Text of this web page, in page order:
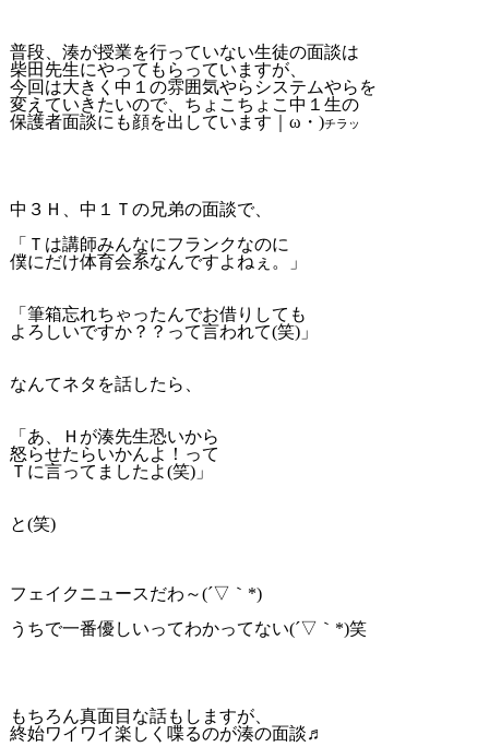
普段、湊が授業を行っていない生徒の面談は
柴田先生にやってもらっていますが、
今回は大きく中１の雰囲気やらシステムやらを
変えていきたいので、ちょこちょこ中１生の
保護者面談にも顔を出しています｜ω・)チラッ
中３Ｈ、中１Ｔの兄弟の面談で、
「Ｔは講師みんなにフランクなのに
僕にだけ体育会系なんですよねぇ。」
「筆箱忘れちゃったんでお借りしても
よろしいですか？？って言われて(笑)」
なんてネタを話したら、
「あ、Ｈが湊先生恐いから
怒らせたらいかんよ！って
Ｔに言ってましたよ(笑)」
と(笑)
フェイクニュースだわ～(´▽｀*)
うちで一番優しいってわかってない(´▽｀*)笑
もちろん真面目な話もしますが、
終始ワイワイ楽しく喋るのが湊の面談♬